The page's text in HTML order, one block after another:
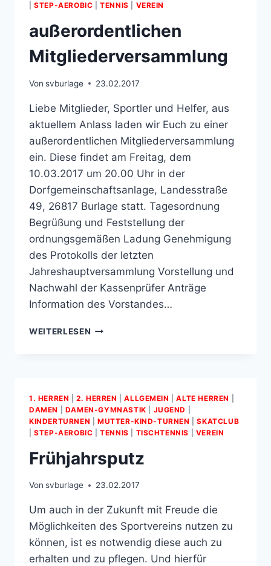
|STEP-AEROBIC |TENNIS VEREIN
außerordentlichen
Mitgliederversammlung
Von svburlage 23.02.2017
Liebe Mitglieder, Sportler und Helfer, aus
aktuellem Anlass laden wir Euch zu einer
außerordentlichen Mitgliederversammlung
ein. Diese findet am Freitag, dem
10.03.2017 um 20.00 Uhr in der
Dorfgemeinschaftsanlage, Landesstraße
49, 26817 Burlage statt. Tagesordnung
Begrüßung und Feststellung der
ordnungsgemäßen Ladung Genehmigung
des Protokolls der letzten
Jahreshauptversammlung Vorstellung und
Nachwahl der Kassenprüfer Anträge
Information des Vorstandes…
WEITERLESEN AUSSERORDENTLICHEN M
1. HERREN |2. HERREN |ALLGEMEIN |ALTE HERREN
DAMEN
DAMEN-GYMNASTIK JUGEND
KINDERTURNEN
MUTTER­-KIND­-TURNEN |SKATCLUB
|STEP-AEROBIC |TENNIS TISCHTENNIS VEREIN
Frühjahrsputz
Von svburlage 23.02.2017
Um auch in der Zukunft mit Freude die
Möglichkeiten des Sportvereins nutzen zu
können, ist es notwendig diese auch zu
erhalten und zu pflegen. Und hierfür